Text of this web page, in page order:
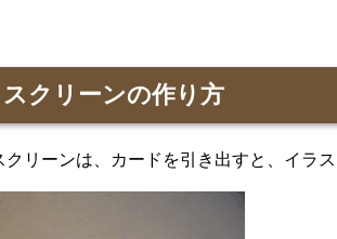
クリーンの作り方
クリーンは、カードを引き出すと、イラ